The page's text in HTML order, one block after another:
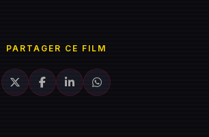
PARTAGER CE FILM